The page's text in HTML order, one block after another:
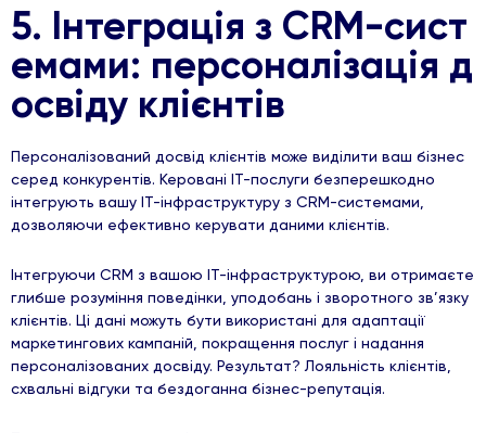
5. Інтеграція з CRM-сист
емами: персоналізація д
освіду клієнтів
Персоналізований досвід клієнтів може виділити ваш бізнес
серед конкурентів. Керовані ІТ-послуги безперешкодно
інтегрують вашу ІТ-інфраструктуру з CRM-системами,
дозволяючи ефективно керувати даними клієнтів.
Інтегруючи CRM з вашою ІТ-інфраструктурою, ви отримаєте
глибше розуміння поведінки, уподобань і зворотного зв’язку
клієнтів. Ці дані можуть бути використані для адаптації
маркетингових кампаній, покращення послуг і надання
персоналізованих досвіду. Результат? Лояльність клієнтів,
схвальні відгуки та бездоганна бізнес-репутація.